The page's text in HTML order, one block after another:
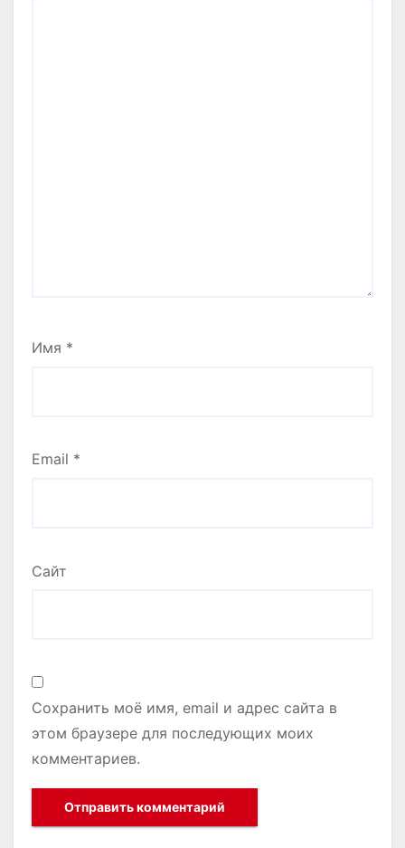
Имя *
Email *
Сайт
Сохранить моё имя, email и адрес сайта в
этом браузере для последующих моих
комментариев.